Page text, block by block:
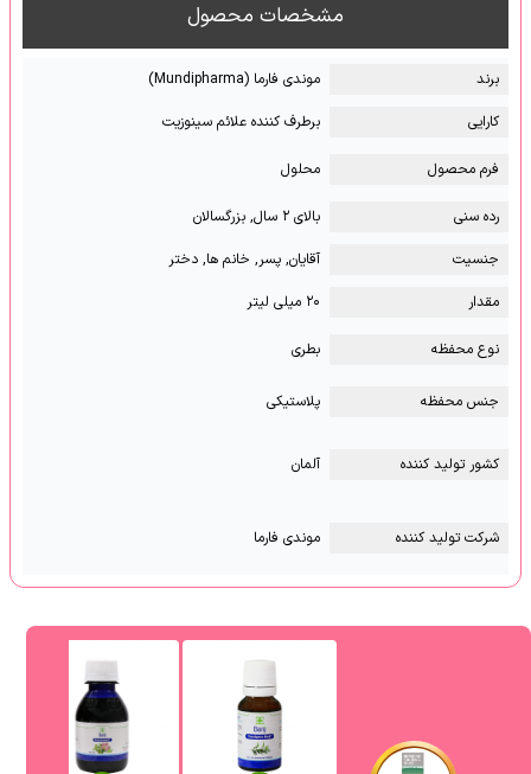
مشخصات محصول
برند
موندی فارما (Mundipharma)
کارایی
برطرف کننده علائم سینوزیت
فرم محصول محلول
رده سنی
بالای ۲ سال, بزرگسالان
جنسیت
آقایان, پسر, خانم ها, دختر
مقدار
۲۰ میلی لیتر
نوع محفظه بطری
جنس محفظه پلاستیکی
کشور تولید کننده آلمان
شرکت تولید کننده موندی فارما